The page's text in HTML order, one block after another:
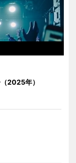
2025年）